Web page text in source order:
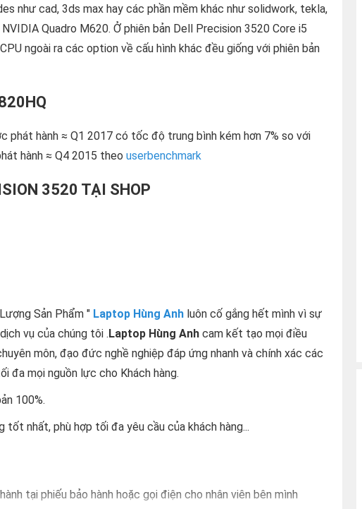
như cad, 3ds max hay các phần mềm khác như solidwork, tekla,
Quadro M620. Ở phiên bản Dell Precision 3520 Core i5
ngoài ra các option về cấu hình khác đều giống với phiên bản
phát hành ≈ Q1 2017 có tốc độ trung bình kém hơn 7% so với
hành ≈ Q4 2015 theo userbenchmark
3520 TẠI SHOP
Sản Phẩm " Laptop Hùng Anh luôn cố gắng hết mình vì sự
vụ của chúng tôi .Laptop Hùng Anh cam kết tạo mọi điều
môn, đạo đức nghề nghiệp đáp ứng nhanh và chính xác các
đa mọi nguồn lực cho Khách hàng.
100%.
nhất, phù hợp tối đa yêu cầu của khách hàng...
tại phiếu bảo hành hoặc gọi điện cho nhân viên bên mình